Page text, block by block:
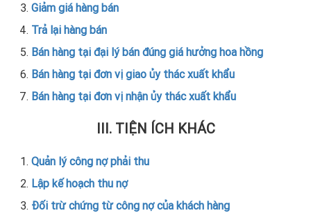
Giảm giá hàng bán
Trả lại hàng bán
Bán hàng tại đại lý bán đúng giá hưởng hoa hồng
Bán hàng tại đơn vị giao ủy thác xuất khẩu
Bán hàng tại đơn vị nhận ủy thác xuất khẩu
III. TIỆN ÍCH KHÁC
Quản lý công nợ phải thu
Lập kế hoạch thu nợ
Đối trừ chứng từ công nợ của khách hàng